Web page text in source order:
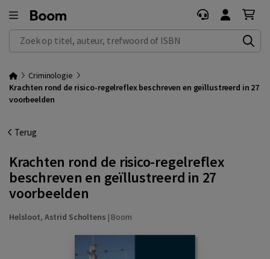
Zoek op titel, auteur, trefwoord of ISBN
Criminologie
Krachten rond de risico-regelreflex beschreven en geïllustreerd in 27
voorbeelden
Terug
Krachten rond de risico-regelreflex
beschreven en geïllustreerd in 27
voorbeelden
Helsloot, Astrid Scholtens | Boom